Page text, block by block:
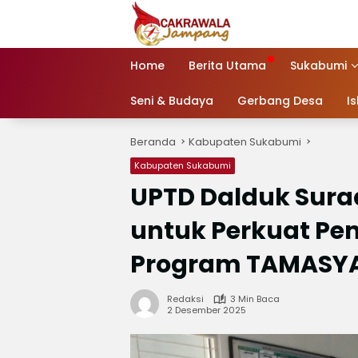
Home Berita Utama Sukabumi
Seni & Budaya Gerbang Desa
Beranda Kabupaten Sukabumi
Kabupaten Sukabumi
UPTD Dalduk
untuk Perkuat
Program
Redaksi
3 Min Baca
2 Desember 2025